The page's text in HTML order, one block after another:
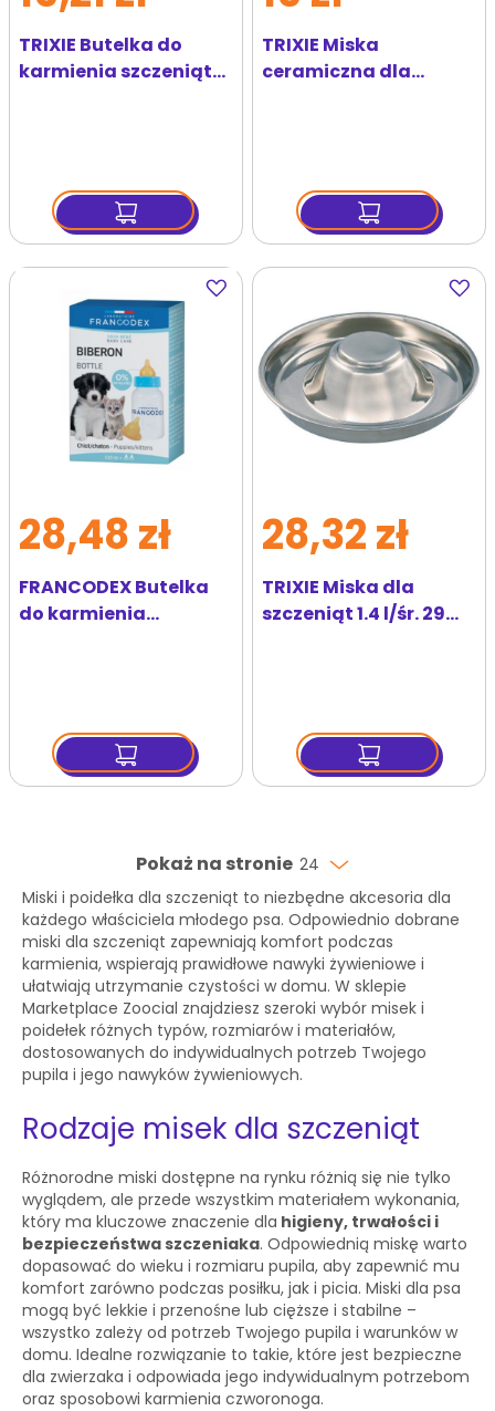
TRIXIE Butelka do
karmienia szczeniąt
TRIXIE Miska
ceramiczna dla
Dodaj
do
FRANCODEX Butelka
do karmienia
28,48 zł
Dodaj
do
TRIXIE Miska dla
szczeniąt 1.4 l/śr. 29
28,32 zł
Pokaż na stronie 24
Miski i poidełka dla szczeniąt to niezbędne akcesoria dla
każdego właściciela młodego psa. Odpowiednio dobrane
miski dla szczeniąt zapewniają komfort podczas
karmienia, wspierają prawidłowe nawyki żywieniowe i
ułatwiają utrzymanie czystości w domu. W sklepie
Marketplace Zoocial znajdziesz szeroki wybór misek i
poidełek różnych typów, rozmiarów i materiałów,
dostosowanych do indywidualnych potrzeb Twojego
pupila i jego nawyków żywieniowych.
Rodzaje misek dla szczeniąt
Różnorodne miski dostępne na rynku różnią się nie tylko
wyglądem, ale przede wszystkim materiałem wykonania,
który ma kluczowe znaczenie dla higieny, trwałości i
bezpieczeństwa szczeniaka. Odpowiednią miskę warto
dopasować do wieku i rozmiaru pupila, aby zapewnić mu
komfort zarówno podczas posiłku, jak i picia. Miski dla psa
mogą być lekkie i przenośne lub cięższe i stabilne –
wszystko zależy od potrzeb Twojego pupila i warunków w
domu. Idealne rozwiązanie to takie, które jest bezpieczne
dla zwierzaka i odpowiada jego indywidualnym potrzebom
oraz sposobowi karmienia czworonoga.